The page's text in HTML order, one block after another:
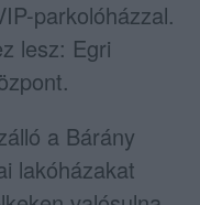
parkolóházzal.
lesz: Egri
a Bárány
lakóházakat